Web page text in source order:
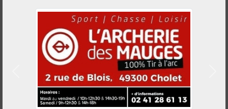
Précedent